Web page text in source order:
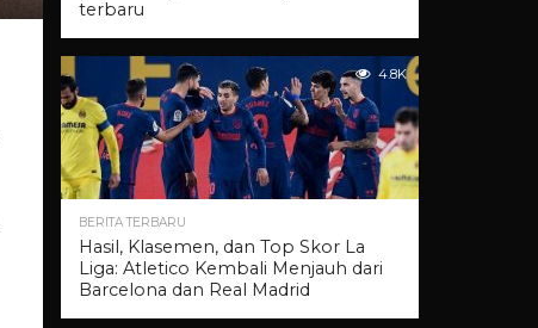
terbaru
4.8K
BERITA TERBARU
Hasil, Klasemen, dan Top Skor La
Liga: Atletico Kembali Menjauh dari
Barcelona dan Real Madrid